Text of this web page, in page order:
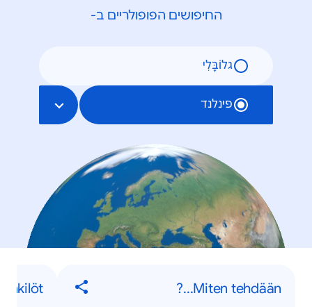
החיפושים הפופולריים ב-
גלוֹבָּלִי
פינלנד
Miten tehdään...?